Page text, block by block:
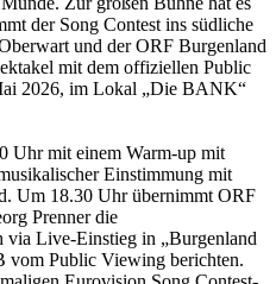
der Song Contest ins südliche
und der ORF Burgenland
mit dem offiziellen Public
2026, im Lokal „Die BANK“
Uhr mit einem Warm-up mit
Einstimmung mit
Um 18.30 Uhr übernimmt ORF
Prenner die
Live-Einstieg in „Burgenland
vom Public Viewing berichten.